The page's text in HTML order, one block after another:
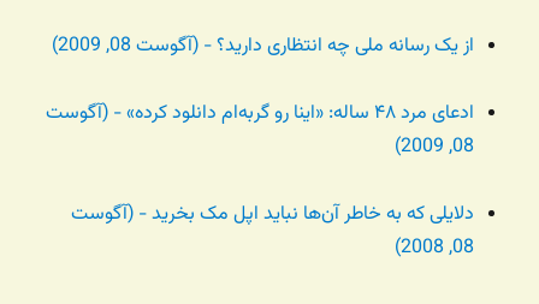
از یک رسانه ملی چه انتظاری دارید؟ - (آگوست 08, 2009)
ادعای مرد ۴۸ ساله: «اینا رو گربه‌ام دانلود کرده» - (آگوست
08, 2009)
دلایلی که به خاطر آن‌ها نباید اپل مک بخرید - (آگوست
08, 2008)